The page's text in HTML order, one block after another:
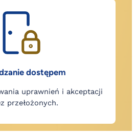
dostępem
uprawnień i akceptacji
przełożonych.